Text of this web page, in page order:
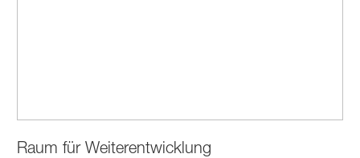
Raum für Weiterentwicklung